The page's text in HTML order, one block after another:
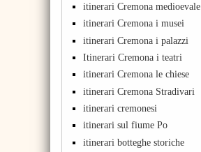
itinerari Cremona medioevale
itinerari Cremona i musei
itinerari Cremona i palazzi
Itinerari Cremona i teatri
itinerari Cremona le chiese
itinerari Cremona Stradivari
itinerari cremonesi
itinerari sul fiume Po
itinerari botteghe storiche